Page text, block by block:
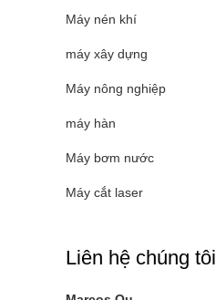
Máy nén khí
máy xây dựng
Máy nông nghiệp
máy hàn
Máy bơm nước
Máy cắt laser
Liên hệ chúng tôi